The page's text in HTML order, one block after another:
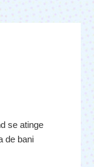
se atinge
de bani